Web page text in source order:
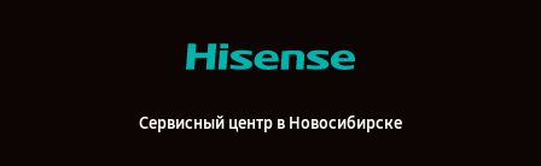
Сервисный центр в Новосибирске